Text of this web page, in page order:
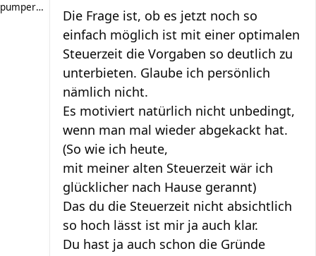
pumpernickl
Die Frage ist, ob es jetzt noch so
einfach möglich ist mit einer optimalen
Steuerzeit die Vorgaben so deutlich zu
unterbieten. Glaube ich persönlich
nämlich nicht.
Es motiviert natürlich nicht unbedingt,
wenn man mal wieder abgekackt hat.
(So wie ich heute,
mit meiner alten Steuerzeit wär ich
glücklicher nach Hause gerannt)
Das du die Steuerzeit nicht absichtlich
so hoch lässt ist mir ja auch klar.
Du hast ja auch schon die Gründe